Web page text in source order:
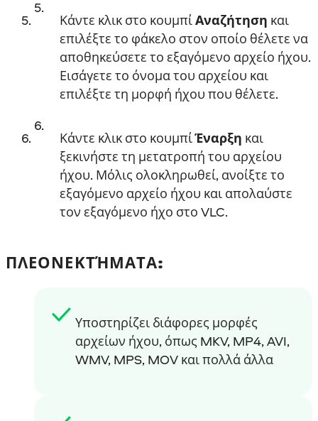
Κάντε κλικ στο κουμπίΑναζήτηση και
επιλέξτε το φάκελο στον οποίο θέλετε να
αποθηκεύσετε το εξαγόμενο αρχείο ήχου.
Εισάγετε το όνομα του αρχείου και
επιλέξτε τη μορφή ήχου που θέλετε.
Κάντε κλικ στο κουμπίΈναρξη και
ξεκινήστε τη μετατροπή του αρχείου
ήχου. Μόλις ολοκληρωθεί, ανοίξτε το
εξαγόμενο αρχείο ήχου και απολαύστε
τον εξαγόμενο ήχο στο VLC.
ΠΛΕΟΝΕΚΤΉΜΑΤΑ:
Υποστηρίζει διάφορες μορφές
αρχείων ήχου, όπως MKV, MP4, AVI,
WMV, MPS, MOV και πολλά άλλα